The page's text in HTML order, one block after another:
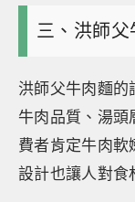
三、洪師
洪師父牛肉麵的
牛肉品質、湯頭
費者肯定牛肉軟
設計也讓人對食